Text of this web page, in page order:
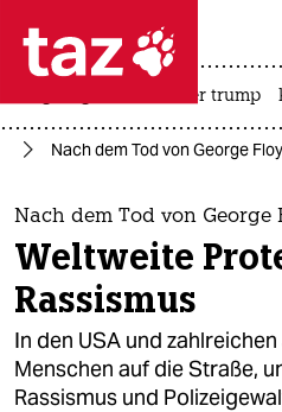
 taz zahl
taz zahl ich
themen
politik
öko
gesellschaft
usa unter trump
Nach dem Tod von George
Nach dem Tod von George
Weltweite
Rassismus
In den USA und
Menschen auf die Straße,
Rassismus und